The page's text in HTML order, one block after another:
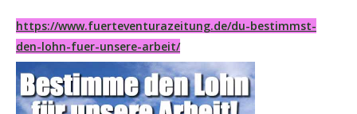
https://www.fuerteventurazeitung.de/du-bestimmst-
den-lohn-fuer-unsere-arbeit/